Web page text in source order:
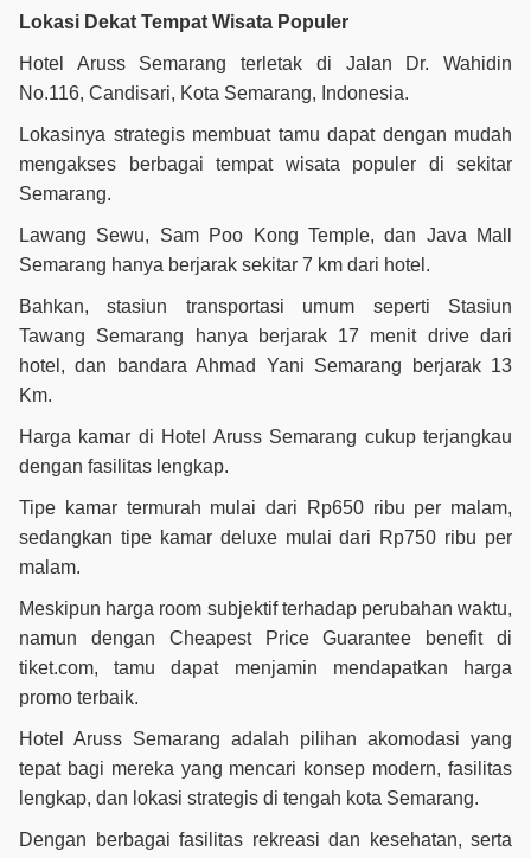
Lokasi Dekat Tempat Wisata Populer
Hotel Aruss Semarang terletak di Jalan Dr. Wahidin
No.116, Candisari, Kota Semarang, Indonesia.
Lokasinya strategis membuat tamu dapat dengan mudah
mengakses berbagai tempat wisata populer di sekitar
Semarang.
Lawang Sewu, Sam Poo Kong Temple, dan Java Mall
Semarang hanya berjarak sekitar 7 km dari hotel.
Bahkan, stasiun transportasi umum seperti Stasiun
Tawang Semarang hanya berjarak 17 menit drive dari
hotel, dan bandara Ahmad Yani Semarang berjarak 13
Km.
Harga kamar di Hotel Aruss Semarang cukup terjangkau
dengan fasilitas lengkap.
Tipe kamar termurah mulai dari Rp650 ribu per malam,
sedangkan tipe kamar deluxe mulai dari Rp750 ribu per
malam.
Meskipun harga room subjektif terhadap perubahan waktu,
namun dengan Cheapest Price Guarantee benefit di
tiket.com, tamu dapat menjamin mendapatkan harga
promo terbaik.
Hotel Aruss Semarang adalah pilihan akomodasi yang
tepat bagi mereka yang mencari konsep modern, fasilitas
lengkap, dan lokasi strategis di tengah kota Semarang.
Dengan berbagai fasilitas rekreasi dan kesehatan, serta